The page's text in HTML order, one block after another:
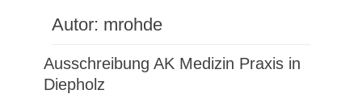
Autor: mrohde
Ausschreibung AK Medizin Praxis in
Diepholz